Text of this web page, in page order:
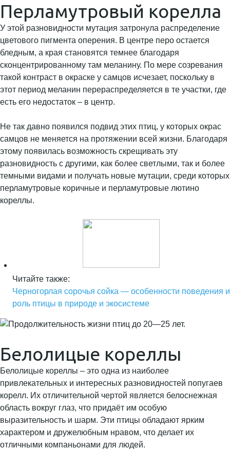
Перламутровый корелла
У этой разновидности мутация затронула распределение
цветового пигмента оперения. В центре перо остается
бледным, а края становятся темнее благодаря
сконцентрированному там меланину. По мере созревания
такой контраст в окраске у самцов исчезает, поскольку в
этот период меланин перераспределяется в те участки, где
есть его недостаток – в центр.
Не так давно появился подвид этих птиц, у которых окрас
самцов не меняется на протяжении всей жизни. Благодаря
этому появилась возможность скрещивать эту
разновидность с другими, как более светлыми, так и более
темными видами и получать новые мутации, среди которых
перламутровые коричные и перламутровые лютино
кореллы.
Читайте также:
Черногорлая сорочья сойка — особенности поведения и
роль птицы в природе и экосистеме
Белолицые кореллы
Белолицые кореллы – это одна из наиболее
привлекательных и интересных разновидностей попугаев
корелл. Их отличительной чертой является белоснежная
область вокруг глаз, что придаёт им особую
выразительность и шарм. Эти птицы обладают ярким
характером и дружелюбным нравом, что делает их
отличными компаньонами для людей.